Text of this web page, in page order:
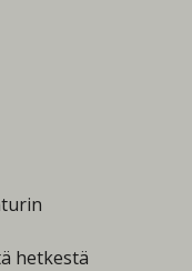
hetkestä